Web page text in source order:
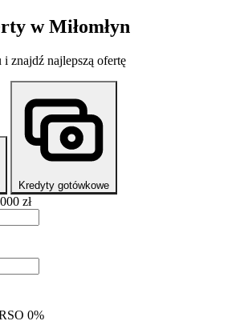
wMiłomłyn
znajdź najlepszą ofertę
Kredyty gotówkowe
zł
0%